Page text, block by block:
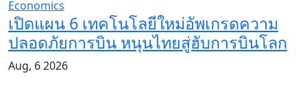
Economics
เปิดแผน 6 เทคโนโลยีใหม่อัพเกรดความ
ปลอดภัยการบิน หนุนไทยสู่ฮับการบินโลก
Aug, 6 2026